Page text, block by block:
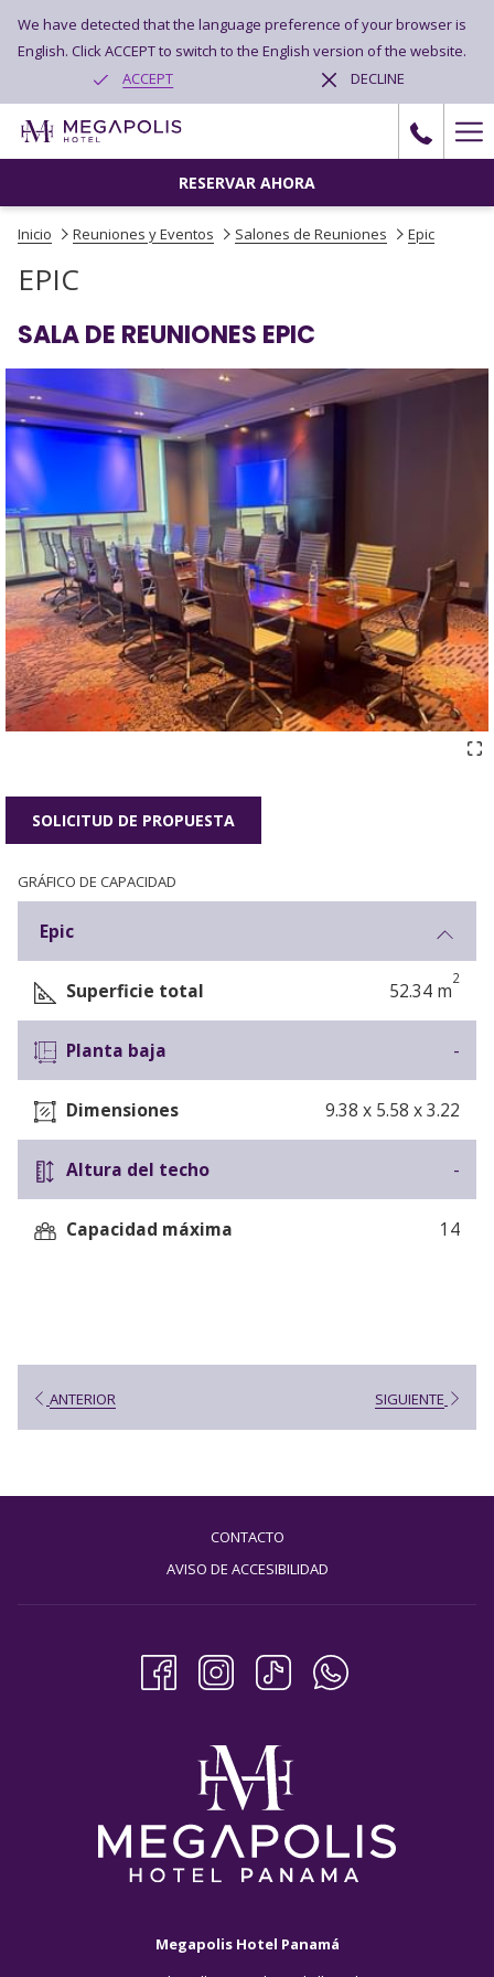
We have detected that the language preference of your browser is
English. Click ACCEPT to switch to the English version of the website.
ACCEPT
DECLINE
RESERVAR AHORA
Inicio Reuniones y Eventos Salones de Reuniones Epic
EPIC
SALA DE REUNIONES EPIC
SOLICITUD DE PROPUESTA
GRÁFICO DE CAPACIDAD
Epic
Superficie total 52.34 m
2
Planta baja -
Dimensiones 9.38 x 5.58 x 3.22
Altura del techo -
Capacidad máxima 14
ANTERIOR SIGUIENTE
CONTACTO
AVISO DE ACCESIBILIDAD
Megapolis Hotel Panamá